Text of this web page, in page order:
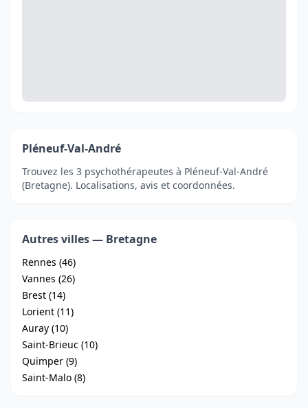
Pléneuf-Val-André
Trouvez les 3 psychothérapeutes à Pléneuf-Val-André
(Bretagne). Localisations, avis et coordonnées.
Autres villes — Bretagne
Rennes (46)
Vannes (26)
Brest (14)
Lorient (11)
Auray (10)
Saint-Brieuc (10)
Quimper (9)
Saint-Malo (8)